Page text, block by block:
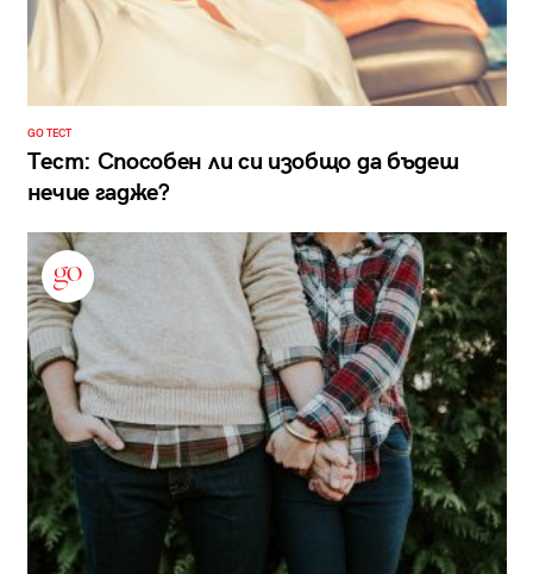
GO ТЕСТ
Тест: Способен ли си изобщо да бъдеш
нечие гадже?